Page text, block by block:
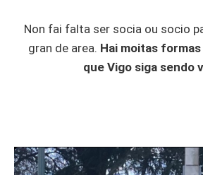
Non fai falta ser socia ou socio
gran de area. Hai moitas
que Vigo siga sendo